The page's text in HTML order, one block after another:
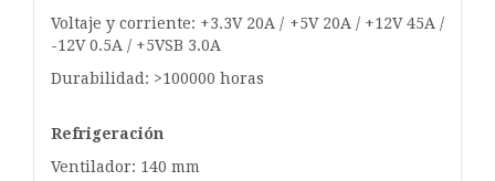
Voltaje y corriente: +3.3V 20A / +5V 20A / +12V 45A /
-12V 0.5A / +5VSB 3.0A
Durabilidad: >100000 horas
Refrigeración
Ventilador: 140 mm